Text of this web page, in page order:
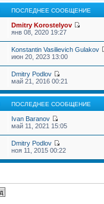
ПОСЛЕДНЕЕ СООБЩЕНИЕ
Dmitry Korostelyov
янв 08, 2020 19:27
Konstantin Vasilievich Gulakov
июн 20, 2023 13:00
Dmitry Podlov
май 21, 2016 00:21
ПОСЛЕДНЕЕ СООБЩЕНИЕ
Ivan Baranov
май 11, 2021 15:05
Dmitry Podlov
ноя 11, 2015 00:22